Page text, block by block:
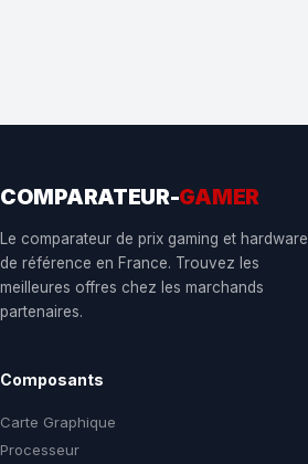
COMPARATEUR-GAMER
Le comparateur de prix gaming et hardware
de référence en France. Trouvez les
meilleures offres chez les marchands
partenaires.
Composants
Carte Graphique
Processeur